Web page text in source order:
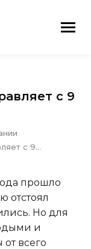
с 9
с 9…
прошло
отстоял
Но для
и
всего